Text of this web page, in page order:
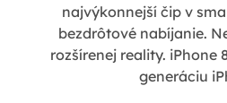
najvýkonnejší čip v
bezdrôtové nabíjanie.
rozšírenej reality. iPhone
generáciu